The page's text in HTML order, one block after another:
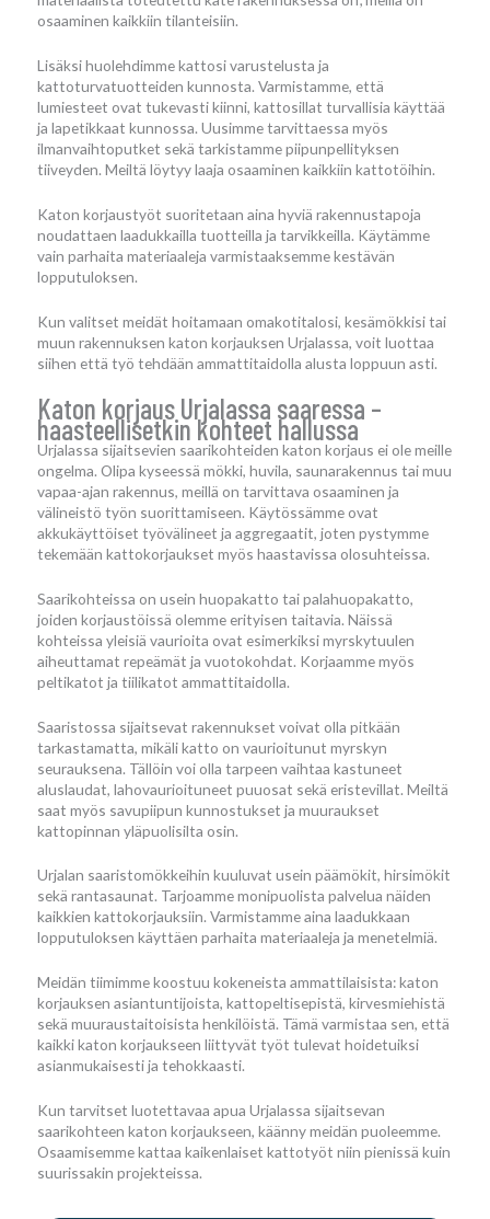
osaaminen kaikkiin tilanteisiin.
Lisäksi huolehdimme kattosi varustelusta ja
kattoturvatuotteiden kunnosta. Varmistamme, että
lumiesteet ovat tukevasti kiinni, kattosillat turvallisia käyttää
ja lapetikkaat kunnossa. Uusimme tarvittaessa myös
ilmanvaihtoputket sekä tarkistamme piipunpellityksen
tiiveyden. Meiltä löytyy laaja osaaminen kaikkiin kattotöihin.
Katon korjaustyöt suoritetaan aina hyviä rakennustapoja
noudattaen laadukkailla tuotteilla ja tarvikkeilla. Käytämme
vain parhaita materiaaleja varmistaaksemme kestävän
lopputuloksen.
Kun valitset meidät hoitamaan omakotitalosi, kesämökkisi tai
muun rakennuksen katon korjauksen Urjalassa, voit luottaa
siihen että työ tehdään ammattitaidolla alusta loppuun asti.
Katon korjaus Urjalassa saaressa –
haasteellisetkin kohteet hallussa
Urjalassa sijaitsevien saarikohteiden katon korjaus ei ole meille
ongelma. Olipa kyseessä mökki, huvila, saunarakennus tai muu
vapaa-ajan rakennus, meillä on tarvittava osaaminen ja
välineistö työn suorittamiseen. Käytössämme ovat
akkukäyttöiset työvälineet ja aggregaatit, joten pystymme
tekemään kattokorjaukset myös haastavissa olosuhteissa.
Saarikohteissa on usein huopakatto tai palahuopakatto,
joiden korjaustöissä olemme erityisen taitavia. Näissä
kohteissa yleisiä vaurioita ovat esimerkiksi myrskytuulen
aiheuttamat repeämät ja vuotokohdat. Korjaamme myös
peltikatot ja tiilikatot ammattitaidolla.
Saaristossa sijaitsevat rakennukset voivat olla pitkään
tarkastamatta, mikäli katto on vaurioitunut myrskyn
seurauksena. Tällöin voi olla tarpeen vaihtaa kastuneet
aluslaudat, lahovaurioituneet puuosat sekä eristevillat. Meiltä
saat myös savupiipun kunnostukset ja muuraukset
kattopinnan yläpuolisilta osin.
Urjalan saaristomökkeihin kuuluvat usein päämökit, hirsimökit
sekä rantasaunat. Tarjoamme monipuolista palvelua näiden
kaikkien kattokorjauksiin. Varmistamme aina laadukkaan
lopputuloksen käyttäen parhaita materiaaleja ja menetelmiä.
Meidän tiimimme koostuu kokeneista ammattilaisista: katon
korjauksen asiantuntijoista, kattopeltisepistä, kirvesmiehistä
sekä muuraustaitoisista henkilöistä. Tämä varmistaa sen, että
kaikki katon korjaukseen liittyvät työt tulevat hoidetuiksi
asianmukaisesti ja tehokkaasti.
Kun tarvitset luotettavaa apua Urjalassa sijaitsevan
saarikohteen katon korjaukseen, käänny meidän puoleemme.
Osaamisemme kattaa kaikenlaiset kattotyöt niin pienissä kuin
suurissakin projekteissa.